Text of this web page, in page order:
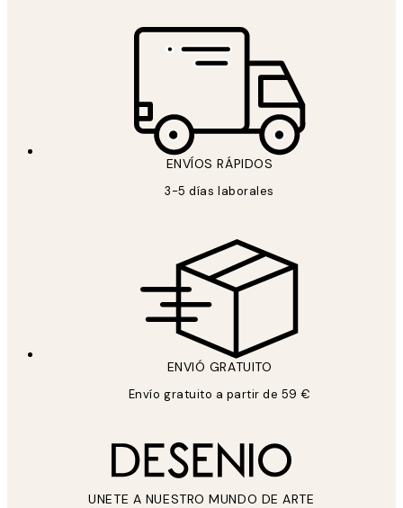
ENVÍOS RÁPIDOS
3-5 días laborales
ENVIÓ GRATUITO
Envío gratuito a partir de 59 €
UNETE A NUESTRO MUNDO DE ARTE